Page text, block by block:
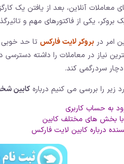
معاملات آنلاین، بعد از یافتن یک
بروکر، یکی از فاکتورهای مهم و
امر در بروکر لایت فارکس تا حد خوبی
نیاز در معاملات را داشته
دچار سردرگمی کند.
زیر را بررسی می کنیم درباره کابین
به حساب کاربری
با بخش های مختلف کابین
درباره کابین لایت فارکس